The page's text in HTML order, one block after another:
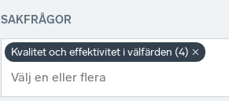
SAKFRÅGOR
Kvalitet och effektivitet i välfärden (4)